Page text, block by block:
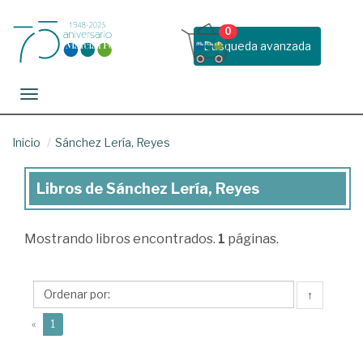
Busqueda avanzada
0
Toggle navigation
Inicio Sánchez Lería, Reyes
Libros
Sánchez
Reyes
Libros de Sánchez Lería, Reyes
Mostrando libros encontrados. 1 páginas.
↑
« 1